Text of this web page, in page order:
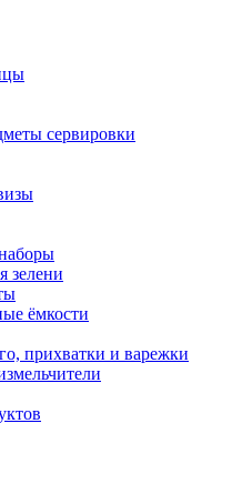
сервировки
зелени
ёмкости
прихватки и варежки